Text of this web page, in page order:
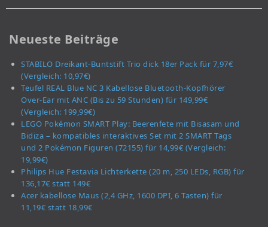
Neueste Beiträge
STABILO Dreikant-Buntstift Trio dick 18er Pack für 7,97€
(Vergleich: 10,97€)
Teufel REAL Blue NC 3 Kabellose Bluetooth-Kopfhörer
Over-Ear mit ANC (Bis zu 59 Stunden) für 149,99€
(Vergleich: 199,99€)
LEGO Pokémon SMART Play: Beerenfete mit Bisasam und
Bidiza – kompatibles interaktives Set mit 2 SMART Tags
und 2 Pokémon Figuren (72155) für 14,99€ (Vergleich:
19,99€)
Philips Hue Festavia Lichterkette (20 m, 250 LEDs, RGB) für
136,17€ statt 149€
Acer kabellose Maus (2,4 GHz, 1600 DPI, 6 Tasten) für
11,19€ statt 18,99€